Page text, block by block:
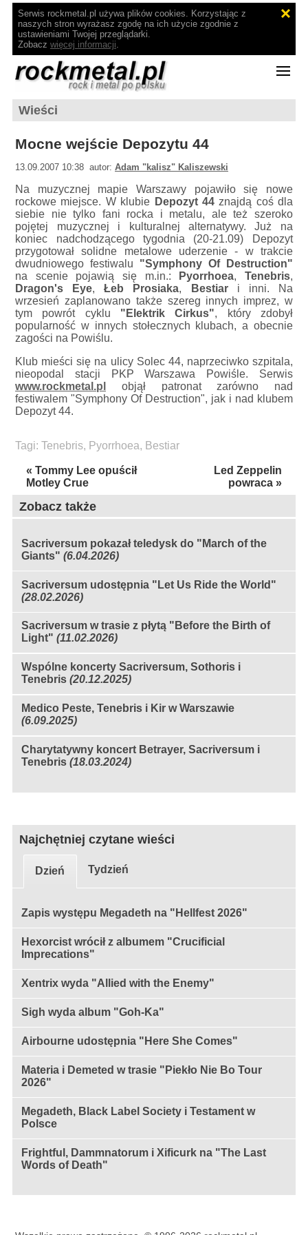
Serwis rockmetal.pl używa plików cookies. Korzystając z
naszych stron wyrażasz zgodę na ich użycie zgodnie z
ustawieniami Twojej przeglądarki.
Zobacz więcej informacji.
Wieści
Mocne wejście Depozytu 44
13.09.2007 10:38 autor:Adam "kalisz" Kaliszewski
Na muzycznej mapie Warszawy pojawiło się nowe
rockowe miejsce. W klubie Depozyt 44 znajdą coś dla
siebie nie tylko fani rocka i metalu, ale też szeroko
pojętej muzycznej i kulturalnej alternatywy. Już na
koniec nadchodzącego tygodnia (20-21.09) Depozyt
przygotował solidne metalowe uderzenie - w trakcie
dwudniowego festiwalu "Symphony Of Destruction"
na scenie pojawią się m.in.:
Pyorrhoea, Tenebris,
Dragon's Eye,Łeb Prosiaka, Bestiar i inni. Na
wrzesień zaplanowano także szereg innych imprez, w
tym powrót cyklu "Elektrik Cirkus", który zdobył
popularność w innych stołecznych klubach, a obecnie
zagości na Powiślu.
Klub mieści się na ulicy Solec 44, naprzeciwko szpitala,
nieopodal stacji PKP Warszawa Powiśle. Serwis
www.rockmetal.pl
objął patronat zarówno nad
festiwalem "Symphony Of Destruction", jak i nad klubem
Depozyt 44.
Tagi:Tenebris, Pyorrhoea, Bestiar
« Tommy Lee opuścił
Motley Crue
Led Zeppelin
powraca »
Zobacz także
Sacriversum pokazał teledysk do "March of the
Giants" (6.04.2026)
Sacriversum udostępnia "Let Us Ride the World"
(28.02.2026)
Sacriversum w trasie z płytą "Before the Birth of
Light" (11.02.2026)
Wspólne koncerty Sacriversum, Sothoris i
Tenebris (20.12.2025)
Medico Peste, Tenebris i Kir w Warszawie
(6.09.2025)
Charytatywny koncert Betrayer, Sacriversum i
Tenebris (18.03.2024)
Najchętniej czytane wieści
Dzień Tydzień
Zapis występu Megadeth na "Hellfest 2026"
Hexorcist wrócił z albumem "Crucificial
Imprecations"
Xentrix wyda "Allied with the Enemy"
Sigh wyda album "Goh-Ka"
Airbourne udostępnia "Here She Comes"
Materia i Demeted w trasie "Piekło Nie Bo Tour
2026"
Megadeth, Black Label Society i Testament w
Polsce
Frightful, Dammnatorum i Xificurk na "The Last
Words of Death"